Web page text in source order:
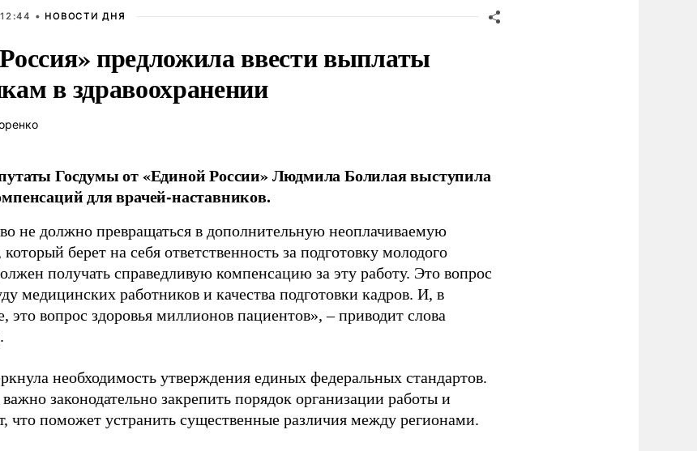
• НОВОСТИ ДНЯ
предложила ввести выплаты
в здравоохранении
Госдумы от «Единой России» Людмила Болилая выступила
для врачей-наставников.
не должно превращаться в дополнительную неоплачиваемую
который берет на себя ответственность за подготовку молодого
получать справедливую компенсацию за эту работу. Это вопрос
медицинских работников и качества подготовки кадров. И, в
это вопрос здоровья миллионов пациентов», – приводит слова
.
необходимость утверждения единых федеральных стандартов.
законодательно закрепить порядок организации работы и
что поможет устранить существенные различия между регионами.